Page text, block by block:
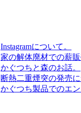
Instagramについて。
家の解体廃材での薪販
かぐつちと森のお話。
断熱二重煙突の発売に
かぐつち製品でのエ